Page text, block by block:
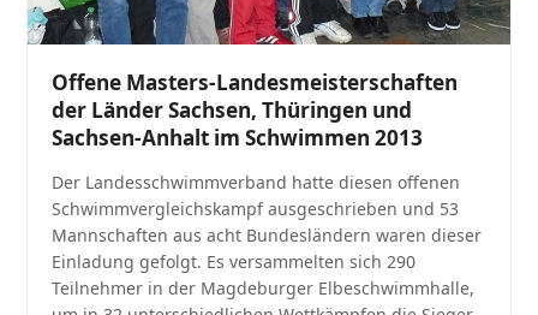
Offene Masters-Landesmeisterschaften
der Länder Sachsen, Thüringen und
Sachsen-Anhalt im Schwimmen 2013
Der Landesschwimmverband hatte diesen offenen
Schwimmvergleichskampf ausgeschrieben und 53
Mannschaften aus acht Bundesländern waren dieser
Einladung gefolgt. Es versammelten sich 290
Teilnehmer in der Magdeburger Elbeschwimmhalle,